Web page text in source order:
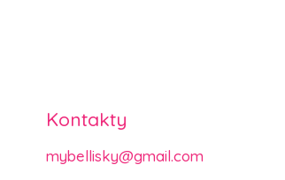
Kontakty
mybellisky@gmail.com